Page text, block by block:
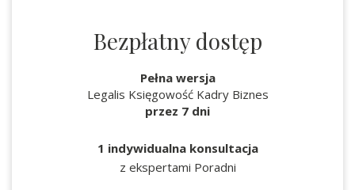
Bezpłatny dostęp
Pełna wersja
Legalis Księgowość Kadry Biznes
przez 7 dni
1 indywidualna konsultacja
z ekspertami Poradni